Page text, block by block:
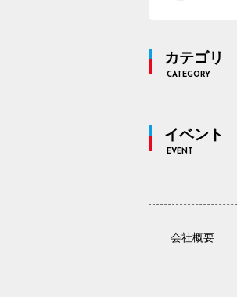
カテゴリ
CATEGORY
イベント
EVENT
会社概要